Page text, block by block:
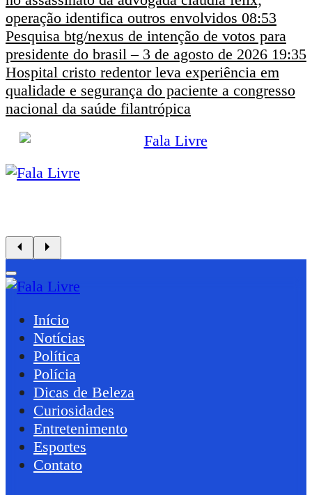
operação identifica outros envolvidos 08:53
Pesquisa btg/nexus de intenção de votos para
presidente do brasil – 3 de agosto de 2026 19:35
Hospital cristo redentor leva experiência em
qualidade e segurança do paciente a congresso
nacional da saúde filantrópica
Início
Notícias
Política
Polícia
Dicas de Beleza
Curiosidades
Entretenimento
Esportes
Contato